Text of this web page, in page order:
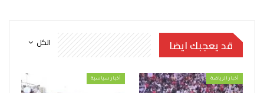
الكل قد يعجبك ايضا
أخبار الرياضة أخبار سياسية